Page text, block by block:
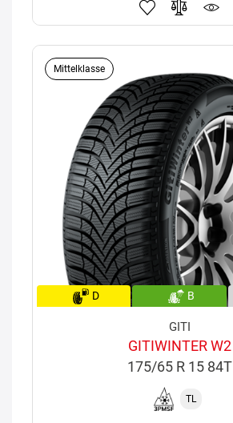
Mittelklasse
D B
GITI
GITIWINTER W2
175/65 R 15 84T
TL